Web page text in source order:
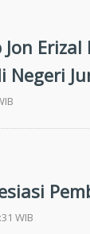
Negeri
WIB